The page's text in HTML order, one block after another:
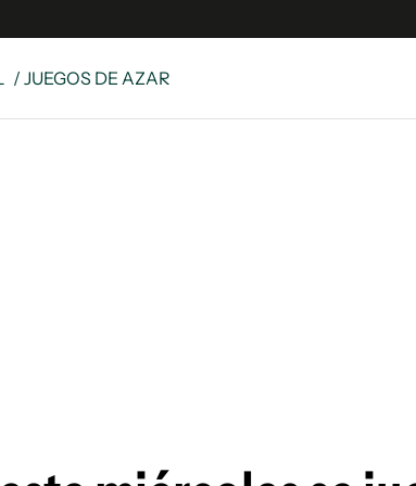
/ JUEGOS DE AZAR